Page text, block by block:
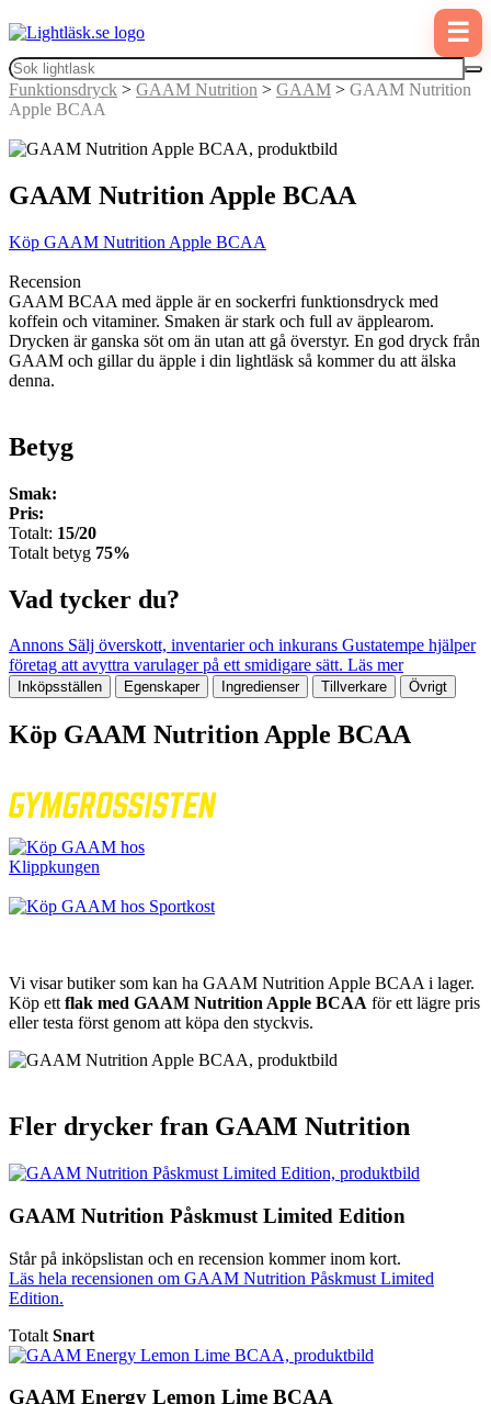
☰
Funktionsdryck > GAAM Nutrition > GAAM > GAAM Nutrition
Apple BCAA
GAAM Nutrition Apple BCAA
Köp GAAM Nutrition Apple BCAA
Recension
GAAM BCAA med äpple är en sockerfri funktionsdryck med
koffein och vitaminer. Smaken är stark och full av äpplearom.
Drycken är ganska söt om än utan att gå överstyr. En god dryck från
GAAM och gillar du äpple i din lightläsk så kommer du att älska
denna.
Betyg
Smak:
Pris:
Totalt: 15/20
Totalt betyg 75%
Vad tycker du?
Annons Sälj överskott, inventarier och inkurans Gustatempe hjälper
företag att avyttra varulager på ett smidigare sätt. Läs mer
Inköpsställen Egenskaper Ingredienser Tillverkare Övrigt
Köp GAAM Nutrition Apple BCAA
Vi visar butiker som kan ha GAAM Nutrition Apple BCAA i lager.
Köp ett flak med GAAM Nutrition Apple BCAA för ett lägre pris
eller testa först genom att köpa den styckvis.
Fler drycker fran GAAM Nutrition
GAAM Nutrition Påskmust Limited Edition
Står på inköpslistan och en recension kommer inom kort.
Läs hela recensionen om GAAM Nutrition Påskmust Limited
Edition.
Totalt Snart
GAAM Energy Lemon Lime BCAA